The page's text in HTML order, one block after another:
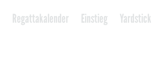
Regattakalender Einstieg Yardstick